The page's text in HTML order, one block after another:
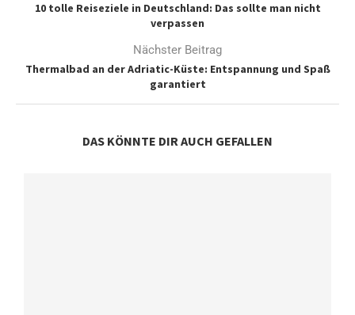
10 tolle Reiseziele in Deutschland: Das sollte man nicht
verpassen
Nächster Beitrag
Thermalbad an der Adriatic-Küste: Entspannung und Spaß
garantiert
DAS KÖNNTE DIR AUCH GEFALLEN